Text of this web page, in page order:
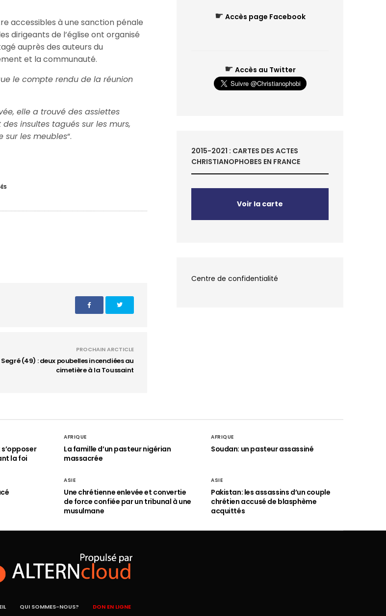
accessibles à une sanction pénale
dirigeants de l’église ont organisé
auprès des auteurs du
et la communauté.
le compte rendu de la réunion
elle a trouvé des assiettes
insultes tagués sur les murs,
sur les meubles“.
PROCHAIN ARCTICLE
Segré (49) : deux poubelles incendiées au
cimetière à la Toussaint
☛ Accès page Facebook
☛ Accès au Twitter
2015-2021 : CARTES DES ACTES
CHRISTIANOPHOBES EN FRANCE
Voir la carte
Centre de confidentialité
la foi
AFRIQUE
La famille d’un pasteur nigérian
massacrée
AFRIQUE
Soudan: un pasteur assassiné
ASIE
Une chrétienne enlevée et convertie
de force confiée par un tribunal à une
musulmane
ASIE
Pakistan: les assassins d’un couple
chrétien accusé de blasphème
acquittés
QUI SOMMES-NOUS? DON EN LIGNE